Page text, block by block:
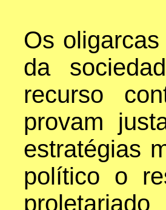
Os
da
recurso
provam
estratégias
político o